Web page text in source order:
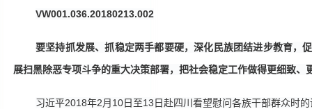
VW001.036.20180213.002
要坚持抓发展、抓稳定两手都要硬，深化民族团结进步教育，
展扫黑除恶专项斗争的重大决策部署，把社会稳定工作做得更细致、
习近平2018年2月10日至13日赴四川看望慰问各族干部群众时的